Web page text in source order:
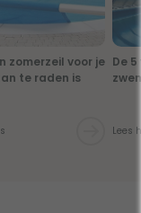
zomerzeil voor je
te raden is
De
Lees